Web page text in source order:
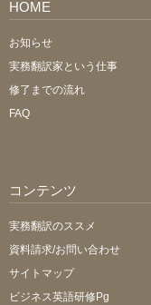
HOME
お知らせ
実務翻訳家という仕事
修了までの流れ
FAQ
コンテンツ
実務翻訳のススメ
資料請求/お問い合わせ
サイトマップ
ビジネス英語研修Pg